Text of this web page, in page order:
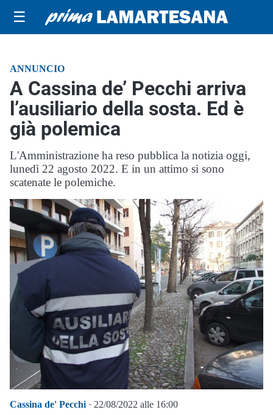
☰
ANNUNCIO
A Cassina de’ Pecchi arriva
l’ausiliario della sosta. Ed è
già polemica
L'Amministrazione ha reso pubblica la notizia oggi,
lunedì 22 agosto 2022. E in un attimo si sono
scatenate le polemiche.
Cassina de' Pecchi · 22/08/2022 alle 16:00